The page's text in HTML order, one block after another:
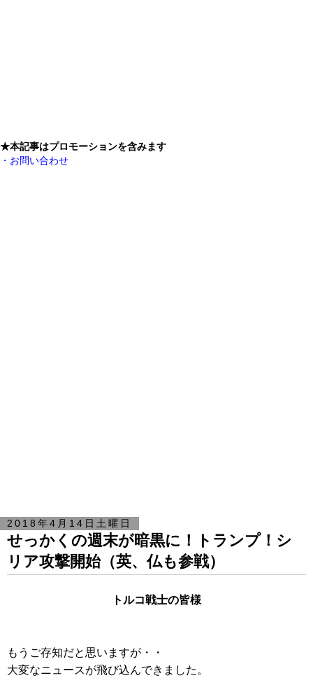
★本記事はプロモーションを含みます
・お問い合わせ
2018年4月14日土曜日
せっかくの週末が暗黒に！トランプ！シ
リア攻撃開始（英、仏も参戦）
トルコ戦士の皆様
もうご存知だと思いますが・・
大変なニュースが飛び込んできました。